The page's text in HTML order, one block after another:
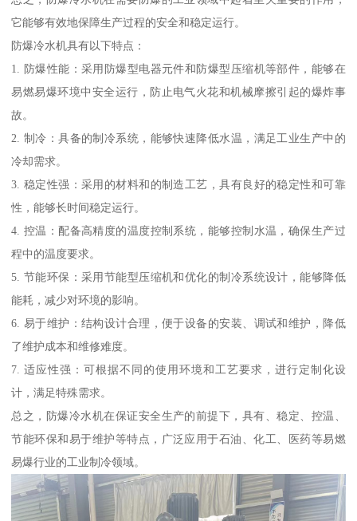
它能够有效地保障生产过程的安全和稳定运行。
防爆冷水机具有以下特点：
1. 防爆性能：采用防爆型电器元件和防爆型压缩机等部件，能够在
易燃易爆环境中安全运行，防止电气火花和机械摩擦引起的爆炸事
故。
2. 制冷：具备的制冷系统，能够快速降低水温，满足工业生产中的
冷却需求。
3. 稳定性强：采用的材料和的制造工艺，具有良好的稳定性和可靠
性，能够长时间稳定运行。
4. 控温：配备高精度的温度控制系统，能够控制水温，确保生产过
程中的温度要求。
5. 节能环保：采用节能型压缩机和优化的制冷系统设计，能够降低
能耗，减少对环境的影响。
6. 易于维护：结构设计合理，便于设备的安装、调试和维护，降低
了维护成本和维修难度。
7. 适应性强：可根据不同的使用环境和工艺要求，进行定制化设
计，满足特殊需求。
总之，防爆冷水机在保证安全生产的前提下，具有、稳定、控温、
节能环保和易于维护等特点，广泛应用于石油、化工、医药等易燃
易爆行业的工业制冷领域。